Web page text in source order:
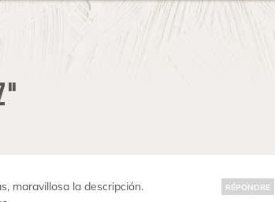
maravillosa la descripción.
RÉPONDRE